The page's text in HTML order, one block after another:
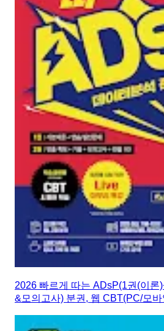
2026 빠르게 따는 ADsP(1권(이론
&모의고사) 분권, 웹 CBT(PC/모